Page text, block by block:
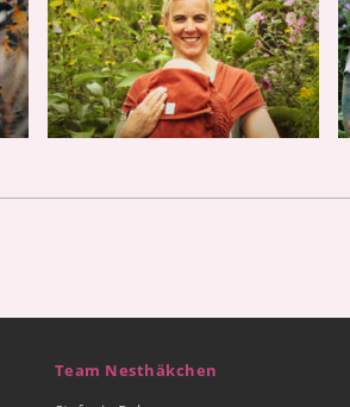
Team Nesthäkchen